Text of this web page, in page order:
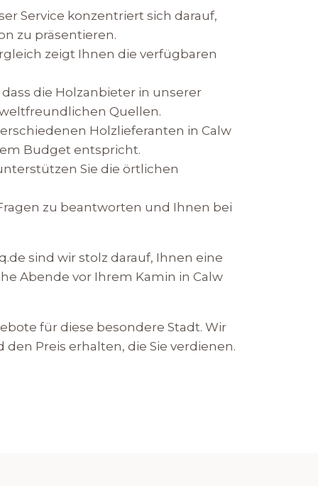
Service konzentriert sich darauf,
zu präsentieren.
zeigt Ihnen die verfügbaren
die Holzanbieter in unserer
Quellen.
Holzlieferanten in Calw
Budget entspricht.
Sie die örtlichen
zu beantworten und Ihnen bei
sind wir stolz darauf, Ihnen eine
Abende vor Ihrem Kamin in Calw
für diese besondere Stadt. Wir
Preis erhalten, die Sie verdienen.